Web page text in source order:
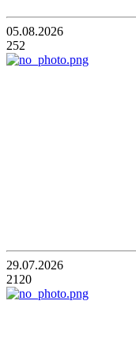
05.08.2026
252
29.07.2026
2120